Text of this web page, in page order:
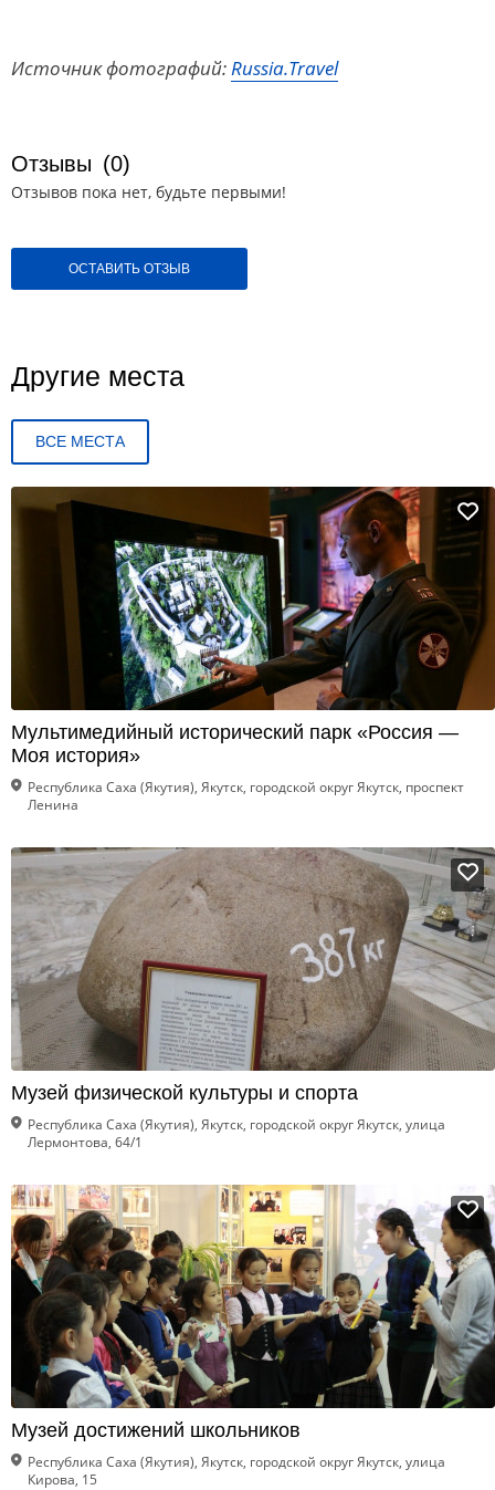
Источник фотографий:Russia.Travel
Отзывы (0)
Отзывов пока нет, будьте первыми!
ОСТАВИТЬ ОТЗЫВ
Другие места
ВСЕ МЕСТА
Мультимедийный исторический парк «Россия —
Моя история»
Республика Саха (Якутия), Якутск, городской округ Якутск, проспект
Ленина
Музей физической культуры и спорта
Республика Саха (Якутия), Якутск, городской округ Якутск, улица
Лермонтова, 64/1
Музей достижений школьников
Республика Саха (Якутия), Якутск, городской округ Якутск, улица
Кирова, 15